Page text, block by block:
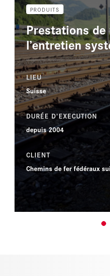
PRODUITS
Prestations
l’entretien
LIEU
Suisse
DURÉE D'EXECUTION
depuis 2004
CLIENT
Chemins de fer fédéraux